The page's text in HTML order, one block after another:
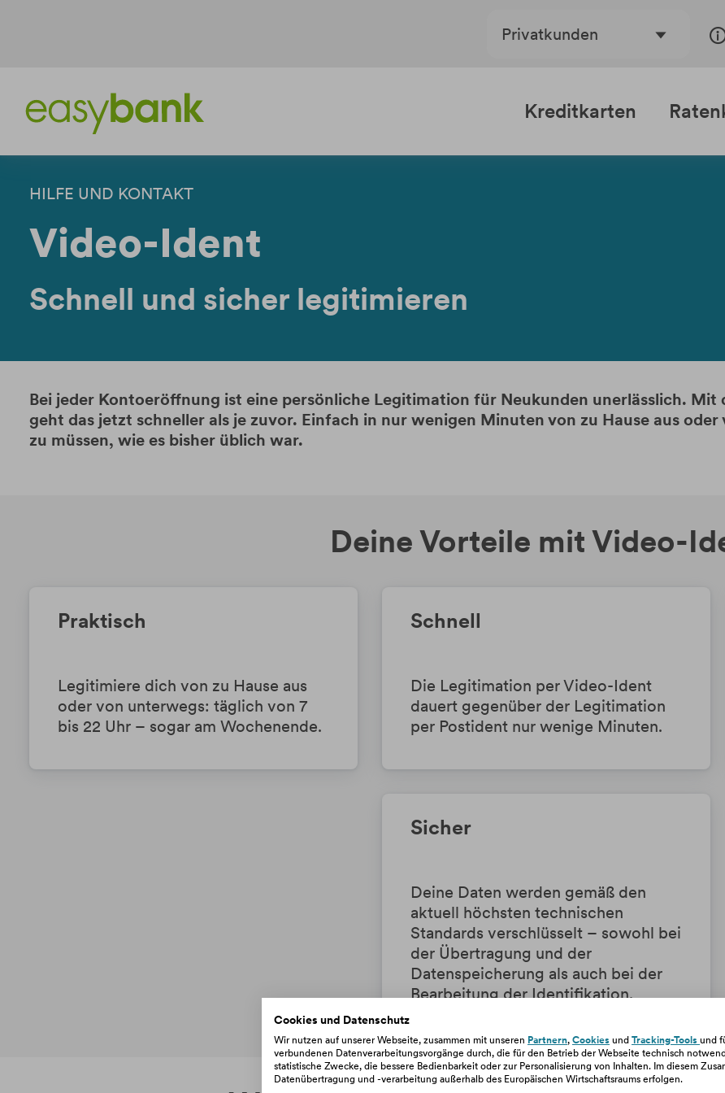
Privatkunden
Kreditkarten
HILFE UND KONTAKT
Video-Ident
Schnell und sicher legitimieren
Bei jeder Kontoeröffnung ist eine persönliche Legitimation für Neukunden unerlässlich.
geht das jetzt schneller als je zuvor. Einfach in nur wenigen Minuten von zu Hause aus
zu müssen, wie es bisher üblich war.
Deine Vorteile mit Video-
Praktisch
Legitimiere dich von zu Hause aus
oder von unterwegs: täglich von 7
bis 22 Uhr – sogar am Wochenende.
Schnell
Die Legitimation per Video-Ident
dauert gegenüber der Legitimation
per Postident nur wenige Minuten.
Sicher
Deine Daten werden gemäß den
aktuell höchsten technischen
Standards verschlüsselt – sowohl bei
der Übertragung und der
Datenspeicherung als auch bei der
Bearbeitung der Identifikation.
Cookies und Datenschutz
Wir nutzen auf unserer Webseite, zusammen mit unseren Partnern, Cookies und Tracking-Tools und
verbundenen Datenverarbeitungsvorgänge durch, die für den Betrieb der Webseite technisch
statistische Zwecke, die bessere Bedienbarkeit oder zur Personalisierung von Inhalten. Im diesem
Datenübertragung und -verarbeitung außerhalb des Europäischen Wirtschaftsraums erfolgen.